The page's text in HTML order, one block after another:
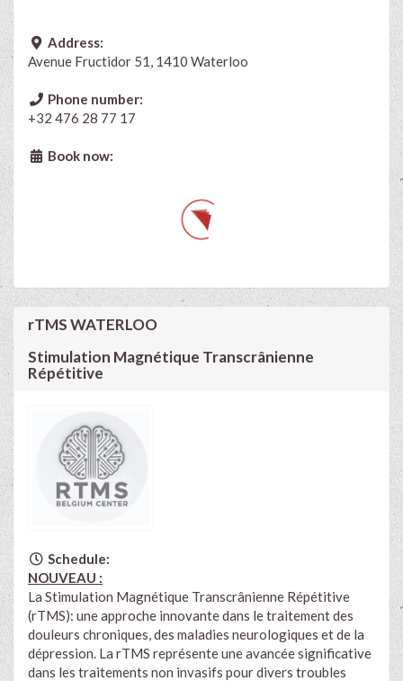
Address:
Avenue Fructidor 51, 1410 Waterloo
Phone number:
+32 476 28 77 17
Book now:
rTMS WATERLOO
Stimulation Magnétique Transcrânienne
Répétitive
Schedule:
NOUVEAU :
La Stimulation Magnétique Transcrânienne Répétitive
(rTMS): une approche innovante dans le traitement des
douleurs chroniques, des maladies neurologiques et de la
dépression.​ La rTMS représente une avancée significative
dans les traitements non invasifs pour divers troubles